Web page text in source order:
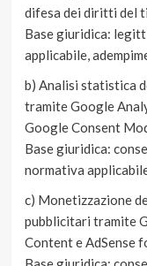
difesa dei diritti del
Base giuridica:
applicabile,
b) Analisi statistica
tramite Google
Google Consent
Base giuridica:
normativa
c) Monetizzazione
pubblicitari tramite
Content e AdSense